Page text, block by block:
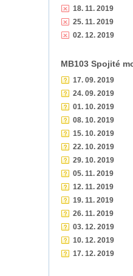
18. 11. 2019
25. 11. 2019
02. 12. 2019
MB103 Spojité
17. 09. 2019
24. 09. 2019
01. 10. 2019
08. 10. 2019
15. 10. 2019
22. 10. 2019
29. 10. 2019
05. 11. 2019
12. 11. 2019
19. 11. 2019
26. 11. 2019
03. 12. 2019
10. 12. 2019
17. 12. 2019